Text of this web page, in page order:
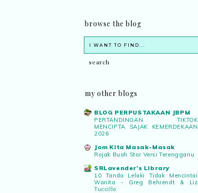
browse the blog
my other blogs
BLOG PERPUSTAKAAN JBPM
PERTANDINGAN TIKTOK
MENCIPTA SAJAK KEMERDEKAAN
2026
Jom Kita Masak-Masak
Rojak Buah Stor Versi Terengganu
SRLavender's Library
10 Tanda Lelaki Tidak Mencintai
Wanita - Greg Behrendt & Liz
Tuccillo